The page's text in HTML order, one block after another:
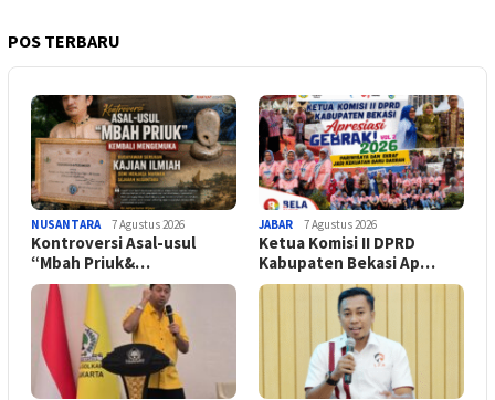
POS TERBARU
NUSANTARA 7 Agustus 2026
Kontroversi Asal-usul
“Mbah Priuk&…
JABAR 7 Agustus 2026
Ketua Komisi II DPRD
Kabupaten Bekasi Ap…